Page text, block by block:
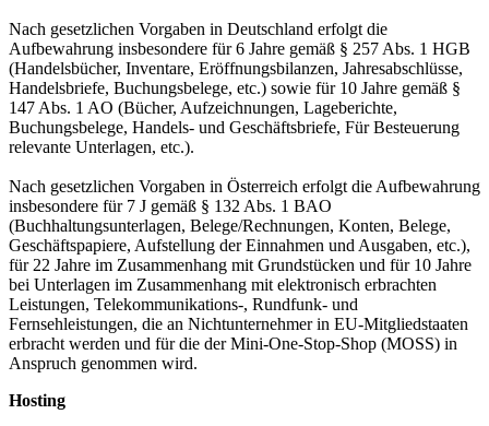
Nach gesetzlichen Vorgaben in Deutschland erfolgt die
Aufbewahrung insbesondere für 6 Jahre gemäß § 257 Abs. 1 HGB
(Handelsbücher, Inventare, Eröffnungsbilanzen, Jahresabschlüsse,
Handelsbriefe, Buchungsbelege, etc.) sowie für 10 Jahre gemäß §
147 Abs. 1 AO (Bücher, Aufzeichnungen, Lageberichte,
Buchungsbelege, Handels- und Geschäftsbriefe, Für Besteuerung
relevante Unterlagen, etc.).
Nach gesetzlichen Vorgaben in Österreich erfolgt die Aufbewahrung
insbesondere für 7 J gemäß § 132 Abs. 1 BAO
(Buchhaltungsunterlagen, Belege/Rechnungen, Konten, Belege,
Geschäftspapiere, Aufstellung der Einnahmen und Ausgaben, etc.),
für 22 Jahre im Zusammenhang mit Grundstücken und für 10 Jahre
bei Unterlagen im Zusammenhang mit elektronisch erbrachten
Leistungen, Telekommunikations-, Rundfunk- und
Fernsehleistungen, die an Nichtunternehmer in EU-Mitgliedstaaten
erbracht werden und für die der Mini-One-Stop-Shop (MOSS) in
Anspruch genommen wird.
Hosting